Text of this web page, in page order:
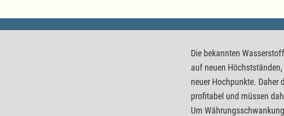
Die bekannten
auf neuen
neuer Hochpunkte.
profitabel und müssen
Um